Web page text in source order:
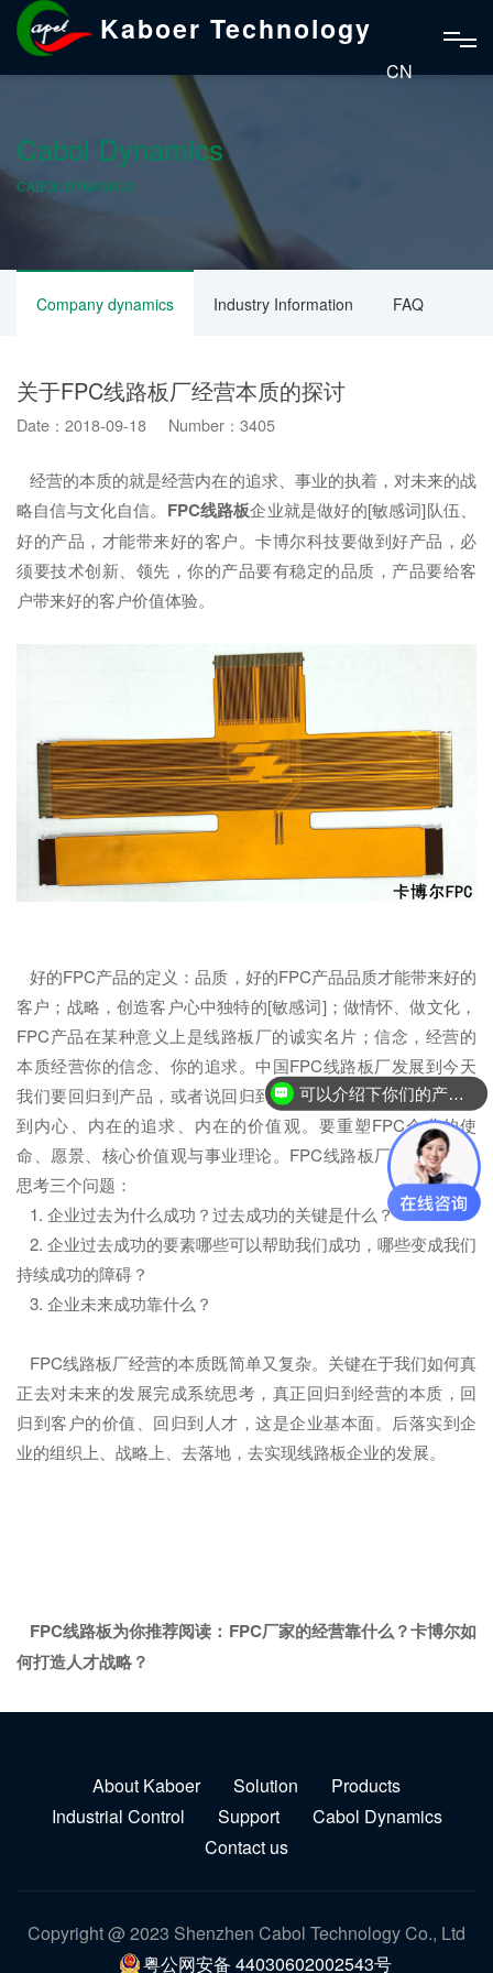
Kaboer Technology
CN
Cabol Dynamics
CABOL DYNAMICS
Company dynamics Industry Information FAQ
关于FPC线路板厂经营本质的探讨
Date：2018-09-18 Number：3405
经营的本质的就是经营内在的追求、事业的执着，对未来的战
略自信与文化自信。 FPC线路板企业就是做好的[敏感词]队伍、
好的产品，才能带来好的客户。卡博尔科技要做到好产品，必
须要技术创新、领先，你的产品要有稳定的品质，产品要给客
户带来好的客户价值体验。
好的FPC产品的定义：品质，好的FPC产品品质才能带来好的
客户；战略，创造客户心中独特的[敏感词]；做情怀、做文化，
FPC产品在某种意义上是线路板厂的诚实名片；信念，经营的
本质经营你的信念、你的追求。中国FPC线路板厂发展到今天
我们要回归到产品，或者说回归到客户价值，重要的是要回归
到内心、内在的追求、内在的价值观。要重塑FPC企业的使
命、愿景、核心价值观与事业理论。FPC线路板厂必须始终要
思考三个问题：
1. 企业过去为什么成功？过去成功的关键是什么？
2. 企业过去成功的要素哪些可以帮助我们成功，哪些变成我们
持续成功的障碍？
3. 企业未来成功靠什么？
FPC线路板厂经营的本质既简单又复杂。关键在于我们如何真
正去对未来的发展完成系统思考，真正回归到经营的本质，回
归到客户的价值、回归到人才，这是企业基本面。后落实到企
业的组织上、战略上、去落地，去实现线路板企业的发展。
FPC线路板为你推荐阅读： FPC厂家的经营靠什么？卡博尔如
何打造人才战略？
About Kaboer Solution
Products
Industrial Control
Support
Cabol Dynamics
Contact us
Copyright @ 2023 Shenzhen Cabol Technology Co., Ltd
粤公网安备 44030602002543号
可以介绍下你们的产品么？